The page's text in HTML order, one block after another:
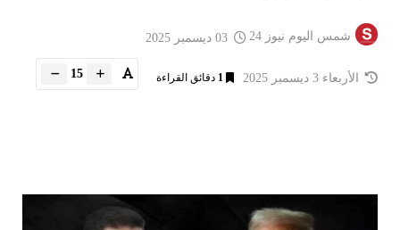
شمس اليوم نيوز 24
الأربعاء 3 ديسمبر 2025 1 دقائق القراءة 15